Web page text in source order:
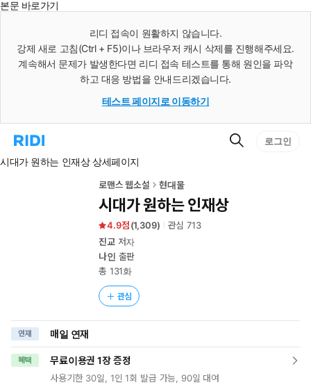
본문 바로가기
리디 접속이 원활하지 않습니다.
강제 새로 고침(Ctrl + F5)이나 브라우저 캐시 삭제를 진행해주세요.
계속해서 문제가 발생한다면 리디 접속 테스트를 통해 원인을 파악
하고 대응 방법을 안내드리겠습니다.
테스트 페이지로 이동하기
리
홈
검
로그인
시대가 원하는 인재상 상세페이지
로맨스 웹소설 현대물
시대가 원하는 인재상
4.9 (1,309) 관심713
진교저자
나인 출판
총 131화
관심
연재 매일 연재
혜택 무료이용권 1장 증정
사용기한 30일, 1인 1회 발급 가능, 90일 대여